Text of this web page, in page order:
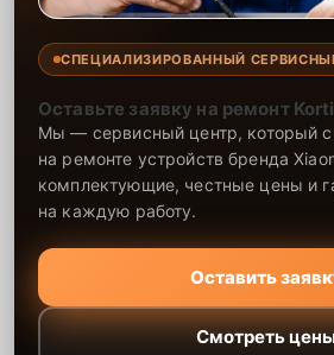
СПЕЦИАЛИЗИРОВАННЫЙ СЕРВИСНЫЙ
Оставьте заявку на ремонт
Мы — сервисный центр, который
на ремонте устройств бренда
комплектующие, честные цены и
на каждую работу.
Оставить
Смотреть